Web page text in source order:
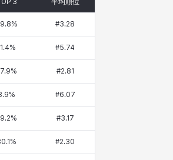
3 平均順位
% #3.28
% #5.74
% #2.81
% #6.07
% #3.17
% #2.30